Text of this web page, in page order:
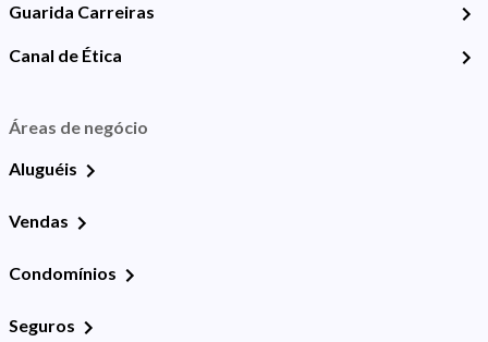
Guarida Carreiras
Canal de Ética
Áreas de negócio
Aluguéis
Vendas
Condomínios
Seguros